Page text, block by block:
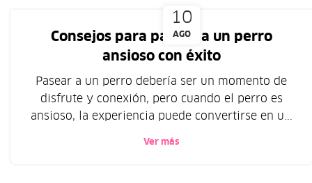
10
AGO
Consejos para pasear a un perro
ansioso con éxito
Pasear a un perro debería ser un momento de
disfrute y conexión, pero cuando el perro es
ansioso, la experiencia puede convertirse en u...
Ver más